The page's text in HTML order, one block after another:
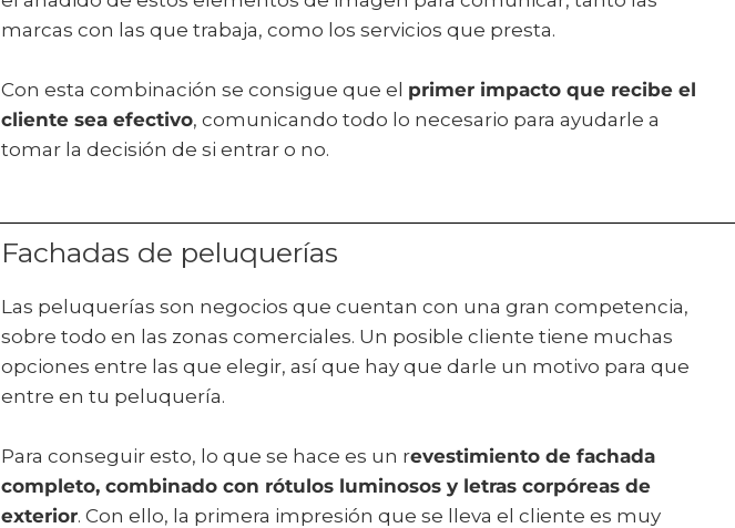
marcas con las que trabaja, como los servicios que presta.
Con esta combinación se consigue que el primer impacto que recibe el
cliente sea efectivo, comunicando todo lo necesario para ayudarle a
tomar la decisión de si entrar o no.
Fachadas de peluquerías
Las peluquerías son negocios que cuentan con una gran competencia,
sobre todo en las zonas comerciales. Un posible cliente tiene muchas
opciones entre las que elegir, así que hay que darle un motivo para que
entre en tu peluquería.
Para conseguir esto, lo que se hace es un revestimiento de fachada
completo, combinado con rótulos luminosos y letras corpóreas de
exterior. Con ello, la primera impresión que se lleva el cliente es muy